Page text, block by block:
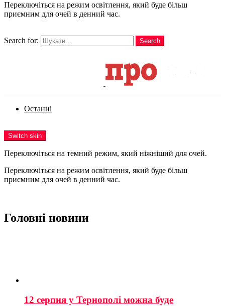
Переключіться на режим освітлення, який буде більш
приємним для очей в денний час.
Search for:
Search
Останні
Switch skin
Переключіться на темний режим, який ніжніший для очей.
Переключіться на режим освітлення, який буде більш
приємним для очей в денний час.
Головні новини
12 серпня у Тернополі можна буде